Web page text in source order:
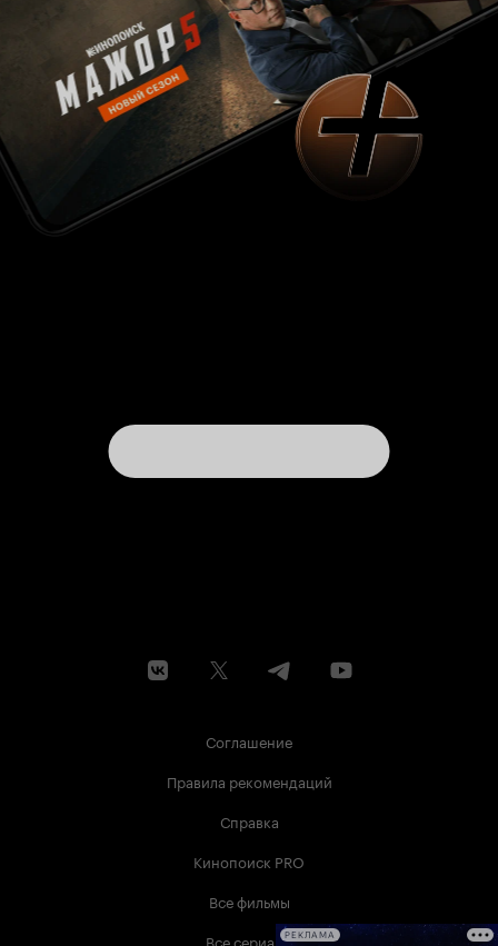
Соглашение
Правила рекомендаций
Справка
Кинопоиск PRO
Все фильмы
Все сериалыРЕКЛАМА